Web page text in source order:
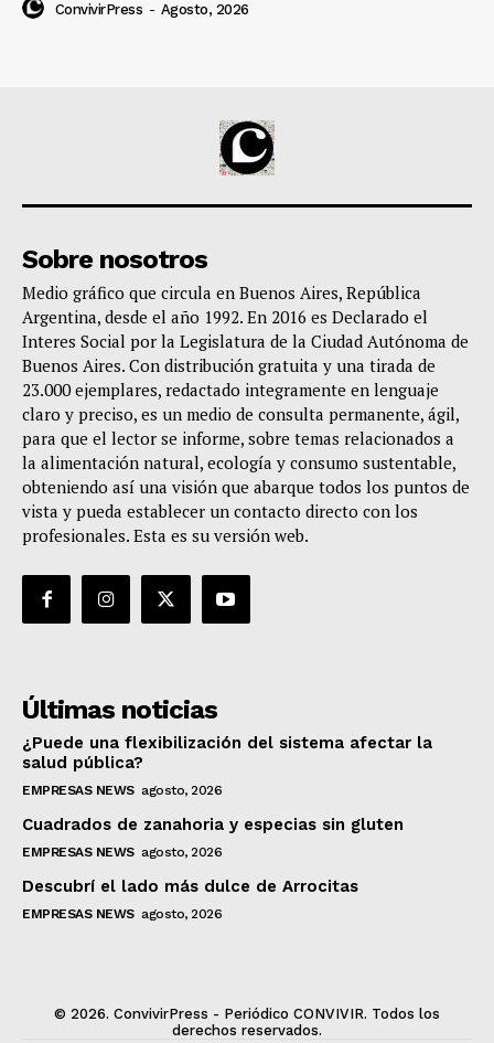
ConvivirPress - Agosto, 2026
Sobre nosotros
Medio gráfico que circula en Buenos Aires, República
Argentina, desde el año 1992. En 2016 es Declarado el
Interes Social por la Legislatura de la Ciudad Autónoma de
Buenos Aires. Con distribución gratuita y una tirada de
23.000 ejemplares, redactado integramente en lenguaje
claro y preciso, es un medio de consulta permanente, ágil,
para que el lector se informe, sobre temas relacionados a
la alimentación natural, ecología y consumo sustentable,
obteniendo así una visión que abarque todos los puntos de
vista y pueda establecer un contacto directo con los
profesionales. Esta es su versión web.
Últimas noticias
¿Puede una flexibilización del sistema afectar la
salud pública?
EMPRESAS NEWS agosto, 2026
Cuadrados de zanahoria y especias sin gluten
EMPRESAS NEWS agosto, 2026
Descubrí el lado más dulce de Arrocitas
EMPRESAS NEWS agosto, 2026
© 2026. ConvivirPress - Periódico CONVIVIR. Todos los
derechos reservados.